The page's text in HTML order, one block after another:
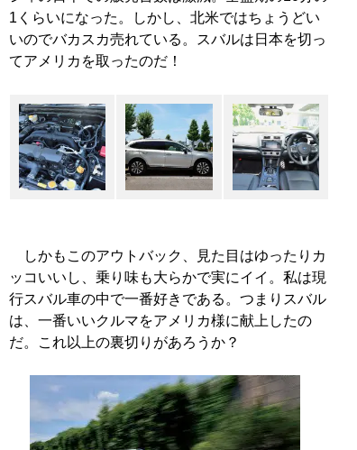
1くらいになった。しかし、北米ではちょうどい
いのでバカスカ売れている。スバルは日本を切っ
てアメリカを取ったのだ！
しかもこのアウトバック、見た目はゆったりカ
ッコいいし、乗り味も大らかで実にイイ。私は現
行スバル車の中で一番好きである。つまりスバル
は、一番いいクルマをアメリカ様に献上したの
だ。これ以上の裏切りがあろうか？